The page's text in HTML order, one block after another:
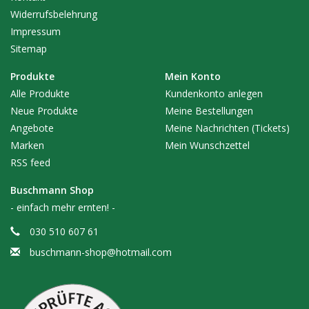
Widerrufsbelehrung
Impressum
Sitemap
Produkte
Alle Produkte
Neue Produkte
Angebote
Marken
RSS feed
Mein Konto
Kundenkonto anlegen
Meine Bestellungen
Meine Nachrichten (Tickets)
Mein Wunschzettel
Buschmann Shop
- einfach mehr ernten! -
030 510 607 61
buschmann-shop@hotmail.com